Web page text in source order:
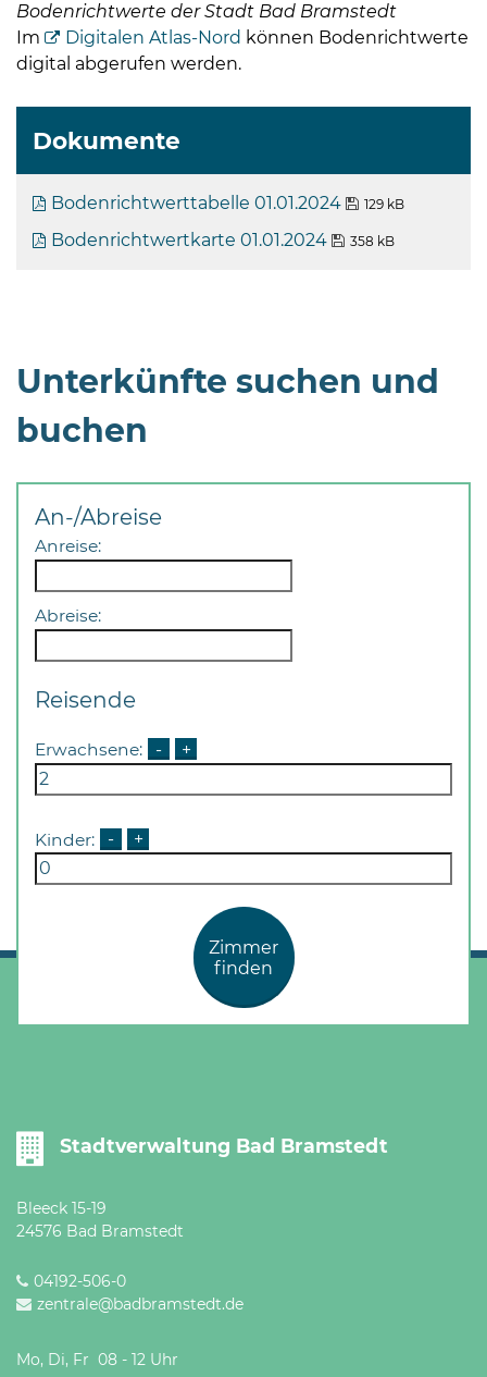
04192-
506-
Fr
sowie
außerhalb
Öffnungszeiten
nach
Vereinbarung.
Bodenrichtwerte der Stadt Bad Bramstedt
Im
Digitalen Atlas-Nord können Bodenrichtwerte
digital abgerufen werden.
Dokumente
Bodenrichtwerttabelle 01.01.2024 129 kB
Bodenrichtwertkarte 01.01.2024 358 kB
Unterkünfte suchen und
buchen
An-/Abreise
Anreise:
Abreise:
Reisende
Erwachsene: - +
Kinder: - +
Zimmer
finden
Stadtverwaltung Bad Bramstedt
Bleeck 15-19
24576 Bad Bramstedt
04192-506-0
zentrale@badbramstedt.de
Mo, Di, Fr 08 - 12 Uhr